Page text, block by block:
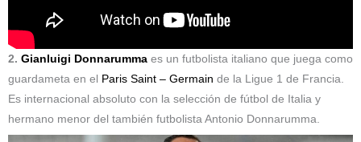
2. Gianluigi Donnarumma es un futbolista italiano que juega como
guardameta en el
Paris Saint – Germain de la Ligue 1 de Francia.
Es internacional absoluto con la selección de fútbol de Italia y
hermano menor del también futbolista Antonio Donnarumma.